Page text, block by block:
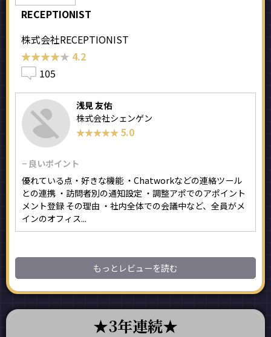
RECEPTIONIST
株式会社RECEPTIONIST
★★★★★
★★★★★ 4.2
105
浅見 友佑
株式会社シェンゲン
★★★★★
★★★★★ 5.0
− 良いポイント
優れている点・好きな機能 ・Chatworkなどの連絡ツール
との連携 ・訪問者別の通知設定 ・調整アポでのアポイント
メント登録 その理由 ・社内全体での会議中など、全員がメ
インのオフィス...
もっとレビューを読む
3年連続